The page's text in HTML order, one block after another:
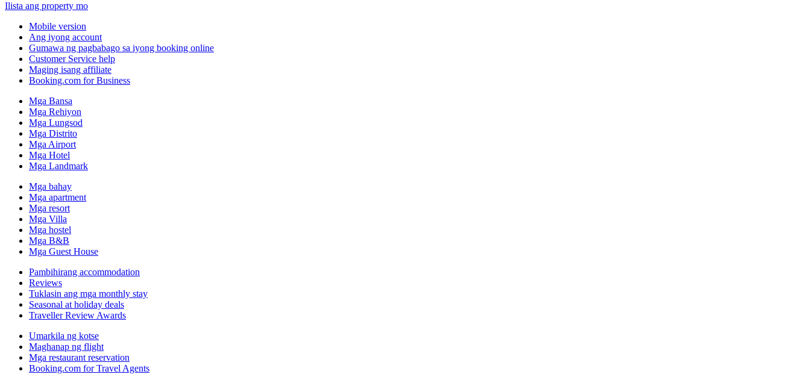
Ilista ang property mo
Mobile version
Ang iyong account
Gumawa ng pagbabago sa iyong booking online
Customer Service help
Maging isang affiliate
Booking.com for Business
Mga Bansa
Mga Rehiyon
Mga Lungsod
Mga Distrito
Mga Airport
Mga Hotel
Mga Landmark
Mga bahay
Mga apartment
Mga resort
Mga Villa
Mga hostel
Mga B&B
Mga Guest House
Pambihirang accommodation
Reviews
Tuklasin ang mga monthly stay
Seasonal at holiday deals
Traveller Review Awards
Umarkila ng kotse
Maghanap ng flight
Mga restaurant reservation
Booking.com for Travel Agents